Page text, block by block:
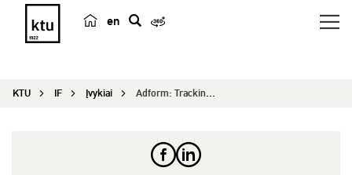
en
e
KTU IF Įvykiai Adform: Tracking You in the internet. WHY, HOW a...